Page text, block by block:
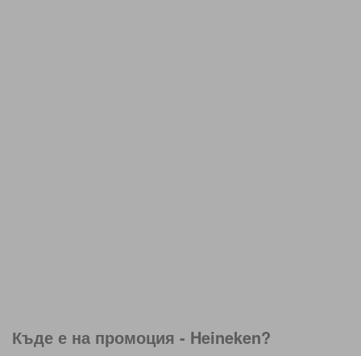
Къде е на промоция - Heineken?